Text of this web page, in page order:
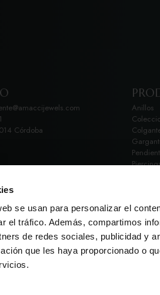
se usan para personalizar el
el tráfico. Además, compartimos
de redes sociales, publicidad y
que les haya proporcionado o
Córdoba
Anillos
y cookies